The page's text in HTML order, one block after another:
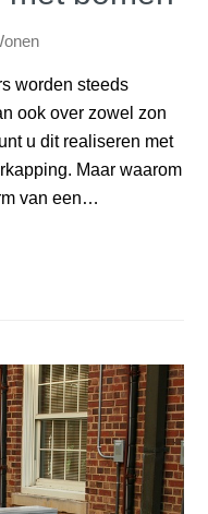
worden steeds
ook over zowel zon
u dit realiseren met
Maar waarom
van een…